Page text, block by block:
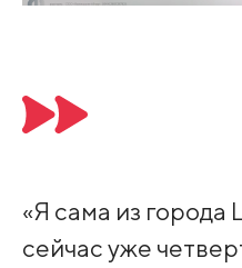
«Я сама из города
сейчас уже